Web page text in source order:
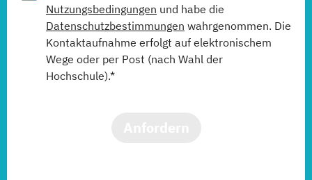
Nutzungsbedingungen und habe die
Datenschutzbestimmungen wahrgenommen. Die
Kontaktaufnahme erfolgt auf elektronischem
Wege oder per Post (nach Wahl der
Hochschule).*